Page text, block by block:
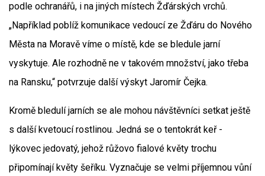
podle ochranářů, i na jiných místech Žďárských vrchů.
„Například poblíž komunikace vedoucí ze Žďáru do Nového
Města na Moravě víme o místě, kde se bledule jarní
vyskytuje. Ale rozhodně ne v takovém množství, jako třeba
na Ransku,“ potvrzuje další výskyt Jaromír Čejka.
Kromě bledulí jarních se ale mohou návštěvníci setkat ještě
s další kvetoucí rostlinou. Jedná se o tentokrát keř -
lýkovec jedovatý, jehož růžovo fialové květy trochu
připomínají květy šeříku. Vyznačuje se velmi příjemnou vůní